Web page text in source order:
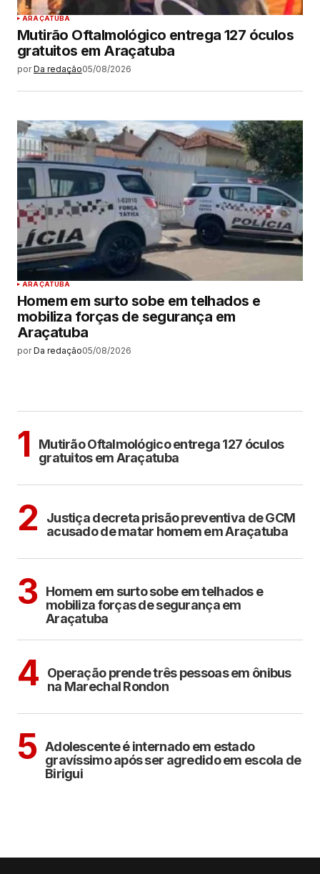
ARAÇATUBA
Mutirão Oftalmológico entrega 127 óculos
gratuitos em Araçatuba
por Da redação05/08/2026
ARAÇATUBA
Homem em surto sobe em telhados e
mobiliza forças de segurança em
Araçatuba
por Da redação05/08/2026
1
Mutirão Oftalmológico entrega 127 óculos
gratuitos em Araçatuba
2
Justiça decreta prisão preventiva de GCM
acusado de matar homem em Araçatuba
3 Homem em surto sobe em telhados e
mobiliza forças de segurança em
Araçatuba
4
Operação prende três pessoas em ônibus
na Marechal Rondon
5 Adolescente é internado em estado
gravíssimo após ser agredido em escola de
Birigui